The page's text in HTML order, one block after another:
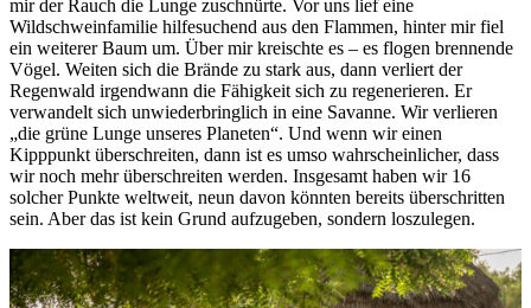
mir der Rauch die Lunge zuschnürte. Vor uns lief eine
Wildschweinfamilie hilfesuchend aus den Flammen, hinter mir fiel
ein weiterer Baum um. Über mir kreischte es – es flogen brennende
Vögel. Weiten sich die Brände zu stark aus, dann verliert der
Regenwald irgendwann die Fähigkeit sich zu regenerieren. Er
verwandelt sich unwiederbringlich in eine Savanne. Wir verlieren
„die grüne Lunge unseres Planeten“. Und wenn wir einen
Kipppunkt überschreiten, dann ist es umso wahrscheinlicher, dass
wir noch mehr überschreiten werden. Insgesamt haben wir 16
solcher Punkte weltweit, neun davon könnten bereits überschritten
sein. Aber das ist kein Grund aufzugeben, sondern loszulegen.